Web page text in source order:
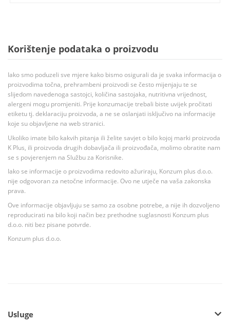
Korištenje podataka o proizvodu
Iako smo poduzeli sve mjere kako bismo osigurali da je svaka informacija o
proizvodima točna, prehrambeni proizvodi se često mijenjaju te se
slijedom navedenoga sastojci, količina sastojaka, nutritivna vrijednost,
alergeni mogu promjeniti. Prije konzumacije trebali biste uvijek pročitati
etiketu tj. deklaraciju proizvoda, a ne se oslanjati isključivo na informacije
koje su objavljene na web stranici.
Ukoliko imate bilo kakvih pitanja ili želite savjet o bilo kojoj marki proizvoda
K Plus, ili proizvoda drugih dobavljača ili proizvođača, molimo obratite nam
se s povjerenjem na Službu za Korisnike.
Iako se informacije o proizvodima redovito ažuriraju, Konzum plus d.o.o.
nije odgovoran za netočne informacije. Ovo ne utječe na vaša zakonska
prava.
Ove informacije objavljuju se samo za osobne potrebe, a nije ih dozvoljeno
reproducirati na bilo koji način bez prethodne suglasnosti Konzum plus
d.o.o. niti bez pisane potvrde.
Konzum plus d.o.o.
Usluge